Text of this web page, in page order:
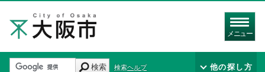
メニュー
検索 検索ヘルプ 他の探し方